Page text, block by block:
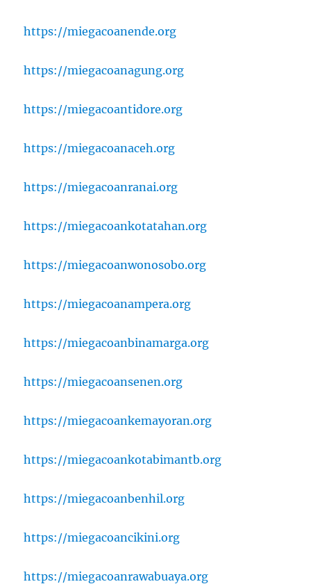
https://miegacoanende.org
https://miegacoanagung.org
https://miegacoantidore.org
https://miegacoanaceh.org
https://miegacoanranai.org
https://miegacoankotatahan.org
https://miegacoanwonosobo.org
https://miegacoanampera.org
https://miegacoanbinamarga.org
https://miegacoansenen.org
https://miegacoankemayoran.org
https://miegacoankotabimantb.org
https://miegacoanbenhil.org
https://miegacoancikini.org
https://miegacoanrawabuaya.org